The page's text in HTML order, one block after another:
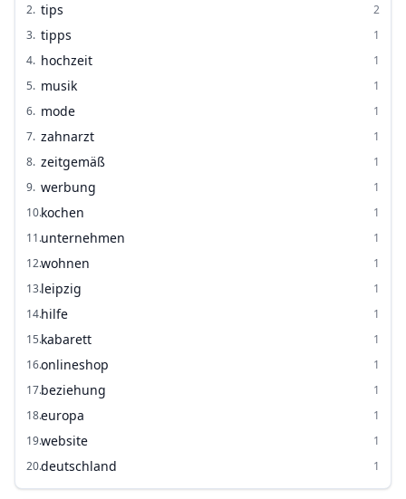
2. tips
2
3. tipps
1
4. hochzeit
1
5. musik
1
6. mode
1
7. zahnarzt
1
8. zeitgemäß
1
9. werbung
1
10.kochen
1
11.unternehmen
1
12.wohnen
1
13.leipzig
1
14.hilfe
1
15.kabarett
1
16.onlineshop
1
17.beziehung
1
18.europa
1
19.website
1
20.deutschland 1